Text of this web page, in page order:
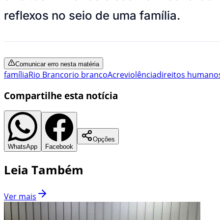
reflexos no seio de uma família.
Comunicar erro nesta matéria
famíliaRio Brancorio brancoAcreviolênciadireitos
Compartilhe esta notícia
WhatsApp Facebook
Opções
Leia Também
Ver mais